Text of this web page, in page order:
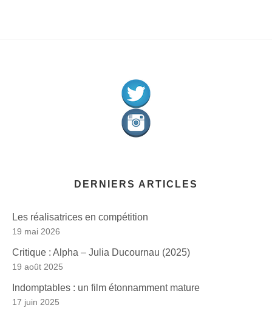
DERNIERS ARTICLES
Les réalisatrices en compétition
19 mai 2026
Critique : Alpha – Julia Ducournau (2025)
19 août 2025
Indomptables : un film étonnamment mature
17 juin 2025